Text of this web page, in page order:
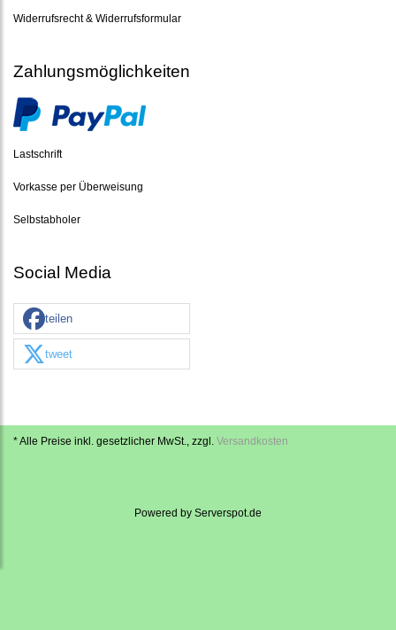
Widerrufsrecht & Widerrufsformular
Zahlungsmöglichkeiten
Lastschrift
Vorkasse per Überweisung
Selbstabholer
Social Media
teilen
tweet
* Alle Preise inkl. gesetzlicher MwSt., zzgl. Versandkosten
Powered by Serverspot.de